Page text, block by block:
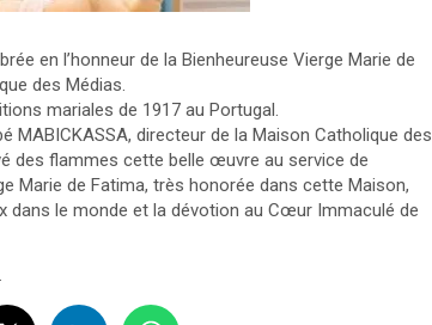
en l’honneur de la Bienheureuse Vierge Marie de
des Médias.
mariales de 1917 au Portugal.
MABICKASSA, directeur de la Maison Catholique des
des flammes cette belle œuvre au service de
Marie de Fatima, très honorée dans cette Maison,
dans le monde et la dévotion au Cœur Immaculé de